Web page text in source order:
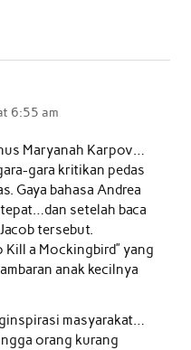
6:55 am
Maryanah Karpov…
gara kritikan pedas
Gaya bahasa Andrea
setelah baca
tersebut.
Kill a Mockingbird” yang
anak kecilnya
masyarakat…
orang kurang